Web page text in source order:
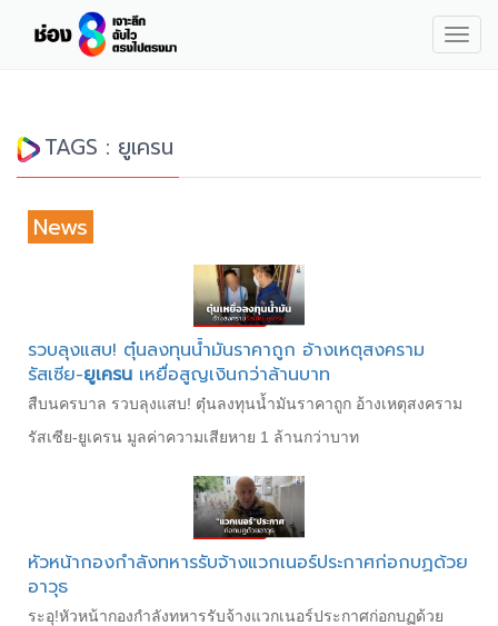
TAGS : ยูเครน
News
รวบลุงแสบ! ตุ๋นลงทุนน้ำมันราคาถูก อ้างเหตุสงคราม
รัสเซีย-ยูเครน เหยื่อสูญเงินกว่าล้านบาท
สืบนครบาล รวบลุงแสบ! ตุ๋นลงทุนน้ำมันราคาถูก อ้างเหตุสงคราม
รัสเซีย-ยูเครน มูลค่าความเสียหาย 1 ล้านกว่าบาท
หัวหน้ากองกำลังทหารรับจ้างแวกเนอร์ประกาศก่อกบฏด้วย
อาวุธ
ระอุ!หัวหน้ากองกำลังทหารรับจ้างแวกเนอร์ประกาศก่อกบฏด้วย